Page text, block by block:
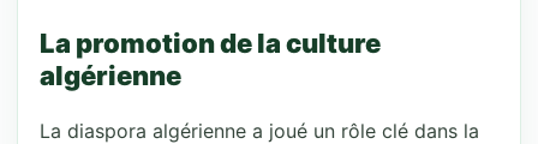
La promotion de la culture
algérienne
La diaspora algérienne a joué un rôle clé dans la